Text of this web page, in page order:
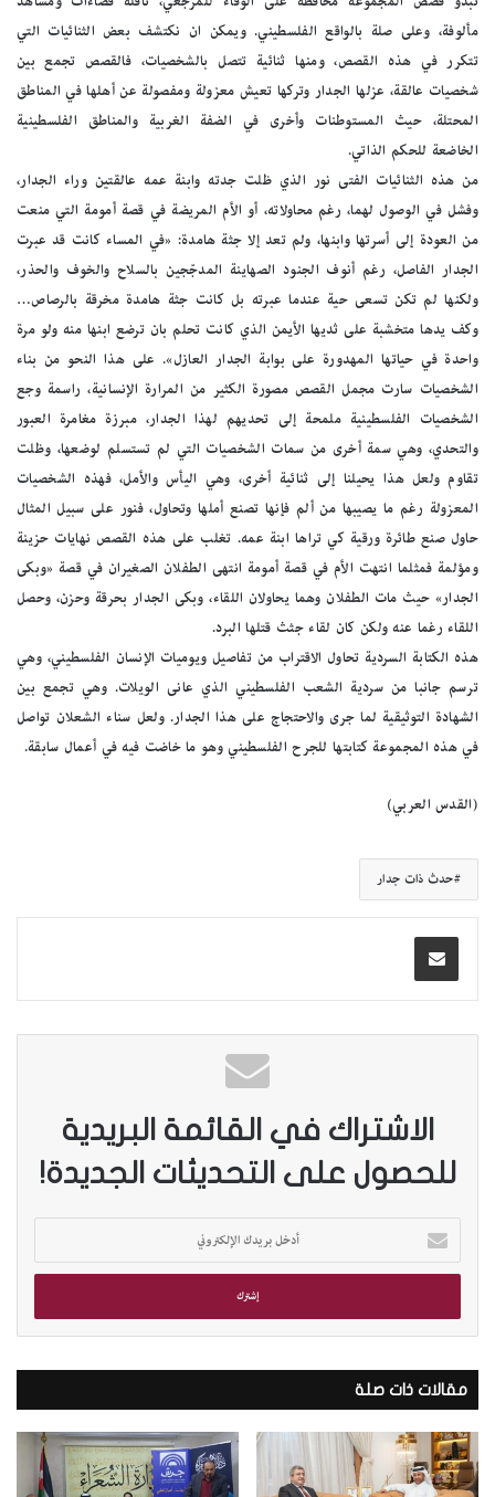
مألوفة، وعلى صلة بالواقع الفلسطيني. ويمكن ان نكتشف بعض الثنائيات التي
تتكرر في هذه القصص، ومنها ثنائية تتصل بالشخصيات، فالقصص تجمع بين
شخصيات عالقة، عزلها الجدار وتركها تعيش معزولة ومفصولة عن أهلها في المناطق
المحتلة، حيث المستوطنات وأخرى في الضفة الغربية والمناطق الفلسطينية
الخاضعة للحكم الذاتي.
من هذه الثنائيات الفتى نور الذي ظلت جدته وابنة عمه عالقتين وراء الجدار،
وفشل في الوصول لهما، رغم محاولاته، أو الأم المريضة في قصة أمومة التي منعت
من العودة إلى أسرتها وابنها، ولم تعد إلا جثة هامدة: «في المساء كانت قد عبرت
الجدار الفاصل، رغم أنوف الجنود الصهاينة المدجّجين بالسلاح والخوف والحذر،
ولكنها لم تكن تسعى حية عندما عبرته بل كانت جثة هامدة مخرقة بالرصاص…
وكف يدها متخشبة على ثديها الأيمن الذي كانت تحلم بان ترضع ابنها منه ولو مرة
واحدة في حياتها المهدورة على بوابة الجدار العازل». على هذا النحو من بناء
الشخصيات سارت مجمل القصص مصورة الكثير من المرارة الإنسانية، راسمة وجع
الشخصيات الفلسطينية ملمحة إلى تحديهم لهذا الجدار، مبرزة مغامرة العبور
والتحدي، وهي سمة أخرى من سمات الشخصيات التي لم تستسلم لوضعها، وظلت
تقاوم ولعل هذا يحيلنا إلى ثنائية أخرى، وهي اليأس والأمل، فهذه الشخصيات
المعزولة رغم ما يصيبها من ألم فإنها تصنع أملها وتحاول، فنور على سبيل المثال
حاول صنع طائرة ورقية كي تراها ابنة عمه. تغلب على هذه القصص نهايات حزينة
ومؤلمة فمثلما انتهت الأم في قصة أمومة انتهى الطفلان الصغيران في قصة «وبكى
الجدار» حيث مات الطفلان وهما يحاولان اللقاء، وبكى الجدار بحرقة وحزن، وحصل
اللقاء رغما عنه ولكن كان لقاء جثث قتلها البرد.
هذه الكتابة السردية تحاول الاقتراب من تفاصيل ويوميات الإنسان الفلسطيني، وهي
ترسم جانبا من سردية الشعب الفلسطيني الذي عانى الويلات. وهي تجمع بين
الشهادة التوثيقية لما جرى والاحتجاج على هذا الجدار. ولعل سناء الشعلان تواصل
في هذه المجموعة كتابتها للجرح الفلسطيني وهو ما خاضت فيه في أعمال سابقة.
(القدس العربي)
حدث ذات جدار
الاشتراك في القائمة البريدية
للحصول على التحديثات الجديدة!
خ
ب
ي
د
ك
ا
ل
إ
مقالات ذات صلة